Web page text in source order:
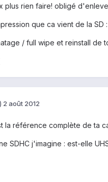
plus rien faire! obligé
que ca vient de la SD
/ full wipe et reinstall de
2 août 2012
la référence complète de ta
SDHC j'imagine : est-elle